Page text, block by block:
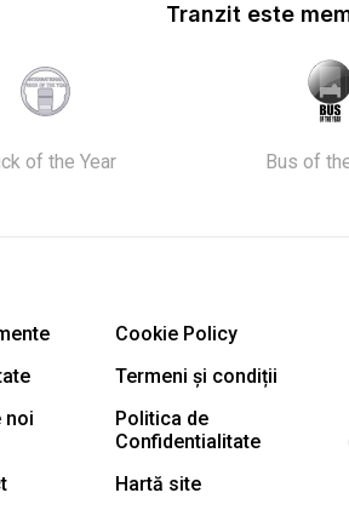
Tranzit este
of the Year Bus of
Cookie Policy
Termeni și condiții
noi
Politica de
Confidentialitate
Hartă site